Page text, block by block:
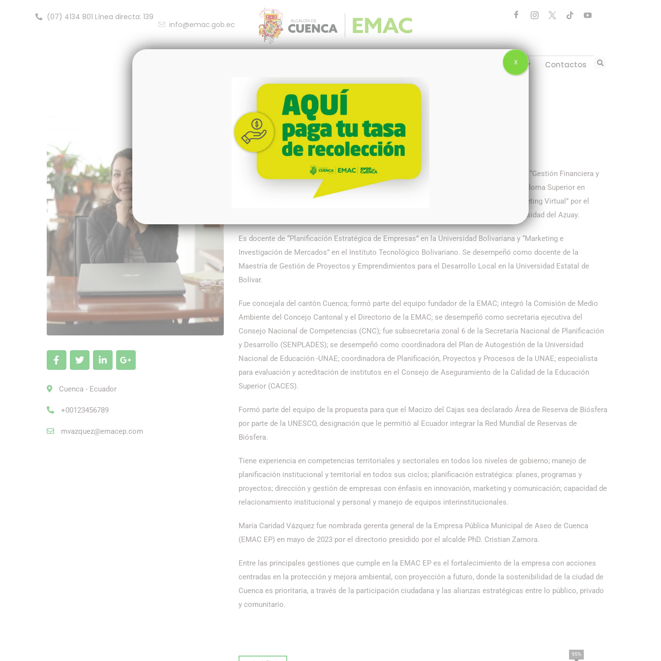
info@emac.gob.ec
(07) 4134 801 Línea directa: 139
Transparencia Contactos
Cuenca - Ecuador
+00123456789
mvazquez@emacep.com
María Caridad Vázquez
Gerenta General
María Caridad Vázquez es máster en Dirección de Empresas (MBA) con Especialidad en “Gestión Financiera y
Organización de Empresas” por la Universidad Católica de Murcia, España. Obtuvo el Diploma Superior en
“Gerencia de Gobiernos Seccionales” en la Universidad del Azuay y “Diplomado en Marketing Virtual” por el
Tecnológico de Monterrey, México. Es Licenciada en Comunicación Social por la Universidad del Azuay.
Es docente de “Planificación Estratégica de Empresas” en la Universidad Bolivariana y “Marketing e
Investigación de Mercados” en el Instituto Tecnológico Bolivariano. Se desempeñó como docente de la
Maestría de Gestión de Proyectos y Emprendimientos para el Desarrollo Local en la Universidad Estatal de
Bolívar.
Fue concejala del cantón Cuenca; formó parte del equipo fundador de la EMAC; integró la Comisión de Medio
Ambiente del Concejo Cantonal y el Directorio de la EMAC; se desempeñó como secretaria ejecutiva del
Consejo Nacional de Competencias (CNC); fue subsecretaria zonal 6 de la Secretaría Nacional de Planificación
y Desarrollo (SENPLADES); se desempeñó como coordinadora del Plan de Autogestión de la Universidad
Nacional de Educación -UNAE; coordinadora de Planificación, Proyectos y Procesos de la UNAE; especialista
para evaluación y acreditación de institutos en el Consejo de Aseguramiento de la Calidad de la Educación
Superior (CACES).
Formó parte del equipo de la propuesta para que el Macizo del Cajas sea declarado Área de Reserva de Biósfera
por parte de la UNESCO, designación que le permitió al Ecuador integrar la Red Mundial de Reservas de
Biósfera.
Tiene experiencia en competencias territoriales y sectoriales en todos los niveles de gobierno; manejo de
planificación institucional y territorial en todos sus ciclos; planificación estratégica: planes, programas y
proyectos; dirección y gestión de empresas con énfasis en innovación, marketing y comunicación; capacidad de
relacionamiento institucional y personal y manejo de equipos interinstitucionales.
María Caridad Vázquez fue nombrada gerenta general de la Empresa Pública Municipal de Aseo de Cuenca
(EMAC EP) en mayo de 2023 por el directorio presidido por el alcalde PhD. Cristian Zamora.
Entre las principales gestiones que cumple en la EMAC EP es el fortalecimiento de la empresa con acciones
centradas en la protección y mejora ambiental, con proyección a futuro, donde la sostenibilidad de la ciudad de
Cuenca es prioritaria, a través de la participación ciudadana y las alianzas estratégicas entre lo público, privado
y comunitario.
95%
X